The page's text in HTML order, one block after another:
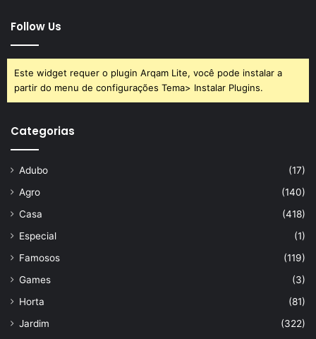
Follow Us
Este widget requer o plugin Arqam Lite, você pode instalar a
partir do menu de configurações Tema> Instalar Plugins.
Categorias
Adubo
(17)
Agro
(140)
Casa
(418)
Especial
(1)
Famosos
(119)
Games
(3)
Horta
(81)
Jardim
(322)